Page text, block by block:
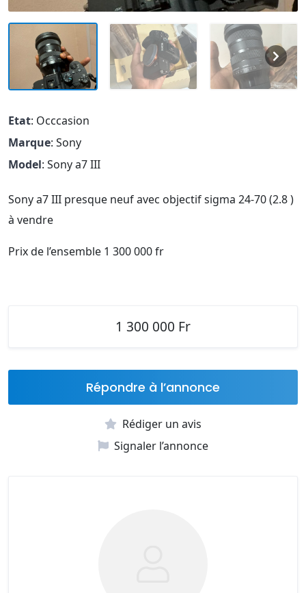
Etat: Occcasion
Marque: Sony
Model: Sony a7 III
Sony a7 III presque neuf avec objectif sigma 24-70 (2.8 )
à vendre
Prix de l’ensemble 1 300 000 fr
1 300 000 Fr
Répondre à l’annonce
Rédiger un avis
Signaler l’annonce